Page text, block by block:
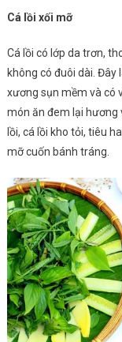
Cá lồi xối mỡ
Cá lồi có lớp da trơn,
không có đuôi dài. Đây
xương sụn mềm và có
món ăn đem lại hương
lồi, cá lồi kho tỏi, tiêu
mỡ cuốn bánh tráng.